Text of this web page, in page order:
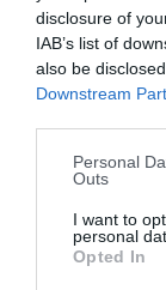
disclosure of
IAB’s list of
also be
Downstream
Personal
Outs
I want to
personal
Opted In
Για να παρέχουμε
cookies για την
Η συγκατάθεση για
επεξεργαστούμε
περιήγησης ή
συγκατάθεση ή η
αρνητικά ορισμένες